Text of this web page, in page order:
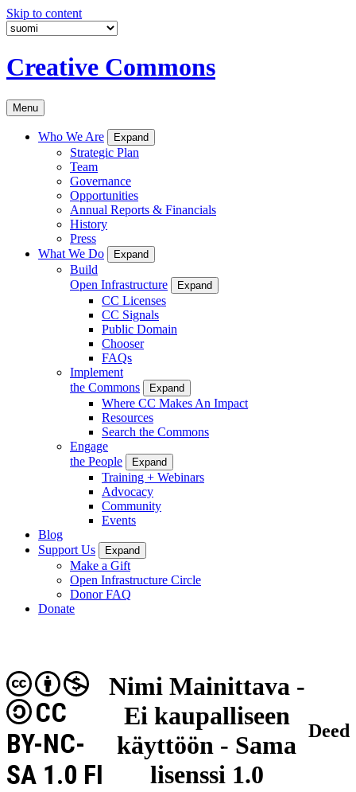
Skip to content
Creative Commons
Menu
Who We Are Expand
Strategic Plan
Team
Governance
Opportunities
Annual Reports & Financials
History
Press
What We Do
Expand
Build
Open Infrastructure
Expand
CC Licenses
CC Signals
Public Domain
Chooser
FAQs
Implement
the Commons
Expand
Where CC Makes An Impact
Resources
Search the Commons
Engage
the People
Expand
Training + Webinars
Advocacy
Community
Events
Blog
Support Us
Expand
Make a Gift
Open Infrastructure Circle
Donor FAQ
Donate
Nimi Mainittava -
Ei kaupalliseen
käyttöön - Sama
lisenssi 1.0
CC
BY-NC-
SA 1.0 FI
Deed